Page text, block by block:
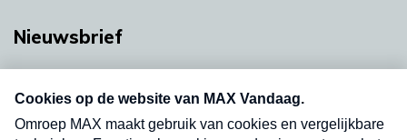
Nieuwsbrief
nieuwsbrief. Elke vrijdag- en dinsdagochtend in
uw mailbox.